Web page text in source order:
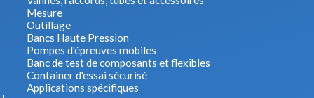
Les cookies assurent le bon fonctionnement de nos services.
En utilisant ces derniers, vous acceptez tacitement l'utilisation des cookies.
Mesure
Outillage
Bancs Haute Pression
Pompes d'épreuves mobiles
Banc de test de composants et flexibles
Container d'essai sécurisé
Applications spécifiques